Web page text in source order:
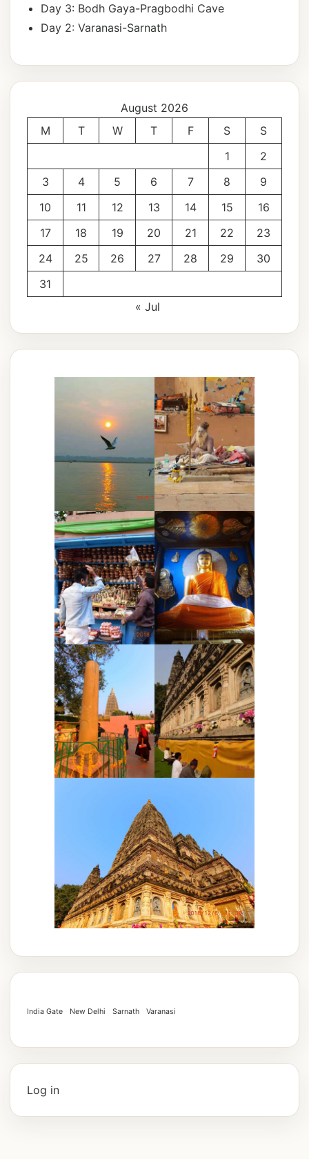
Day 3: Bodh Gaya-Pragbodhi Cave
Day 2: Varanasi-Sarnath
August 2026
M
T W T F S
S
1
2
3
4 5 6 7 8
9
10
11 12 13 14 15
16
17
18 19 20 21 22
23
24
25 26 27 28 29
30
31
« Jul
India Gate New Delhi Sarnath Varanasi
Log in